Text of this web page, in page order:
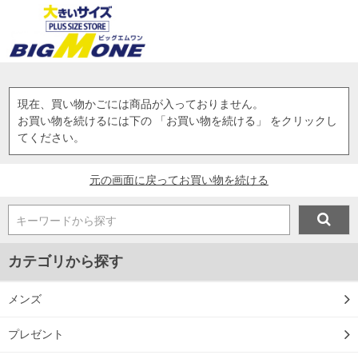
現在、買い物かごには商品が入っておりません。
お買い物を続けるには下の 「お買い物を続ける」 をクリックし
てください。
元の画面に戻ってお買い物を続ける
キーワードから探す
カテゴリから探す
メンズ
プレゼント